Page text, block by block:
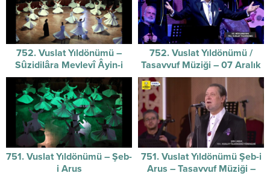
752. Vuslat Yıldönümü –
Sûzidilâra Mevlevî Âyin-i
Şerifi / 07-12-2025
752. Vuslat Yıldönümü /
Tasavvuf Müziği – 07 Aralık
2025
751. Vuslat Yıldönümü – Şeb-
i Arus
751. Vuslat Yıldönümü Şeb-i
Arus – Tasavvuf Müziği –